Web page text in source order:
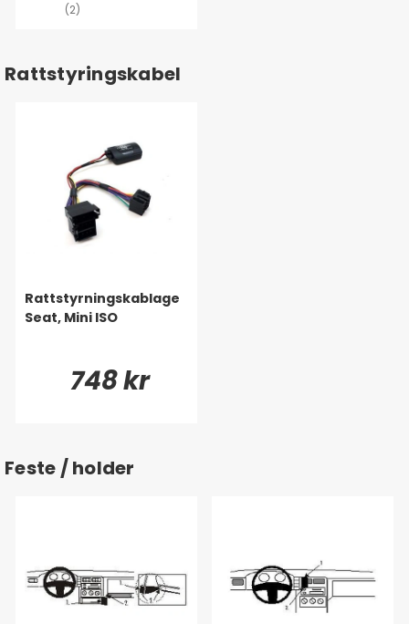
(2)
Rattstyringskabel
Rattstyrningskablage
Seat, Mini ISO
748 kr
Feste / holder